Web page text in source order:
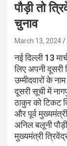
पौड़ी तो
चुनाव
March 13, 2024
नई दिल्ली 13
लिए अपनी
उम्मीदवारों के
दूसरी सूची में
ठाकुर को टिकट
और पूर्व
अनिल बलूनी
मुख्यमंत्री